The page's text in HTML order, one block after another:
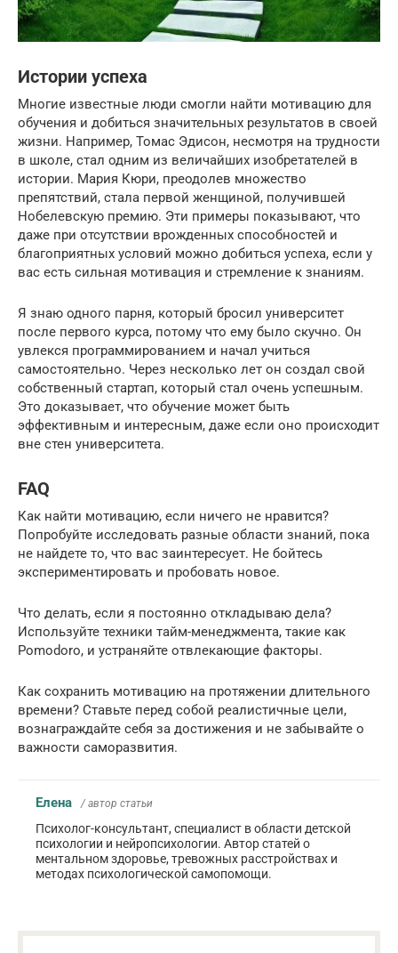
Истории успеха
Многие известные люди смогли найти мотивацию для
обучения и добиться значительных результатов в своей
жизни. Например, Томас Эдисон, несмотря на трудности
в школе, стал одним из величайших изобретателей в
истории. Мария Кюри, преодолев множество
препятствий, стала первой женщиной, получившей
Нобелевскую премию. Эти примеры показывают, что
даже при отсутствии врожденных способностей и
благоприятных условий можно добиться успеха, если у
вас есть сильная мотивация и стремление к знаниям.
Я знаю одного парня, который бросил университет
после первого курса, потому что ему было скучно. Он
увлекся программированием и начал учиться
самостоятельно. Через несколько лет он создал свой
собственный стартап, который стал очень успешным.
Это доказывает, что обучение может быть
эффективным и интересным, даже если оно происходит
вне стен университета.
FAQ
Как найти мотивацию, если ничего не нравится?
Попробуйте исследовать разные области знаний, пока
не найдете то, что вас заинтересует. Не бойтесь
экспериментировать и пробовать новое.
Что делать, если я постоянно откладываю дела?
Используйте техники тайм-менеджмента, такие как
Pomodoro, и устраняйте отвлекающие факторы.
Как сохранить мотивацию на протяжении длительного
времени? Ставьте перед собой реалистичные цели,
вознаграждайте себя за достижения и не забывайте о
важности саморазвития.
Елена / автор статьи
Психолог-консультант, специалист в области детской
психологии и нейропсихологии. Автор статей о
ментальном здоровье, тревожных расстройствах и
методах психологической самопомощи.